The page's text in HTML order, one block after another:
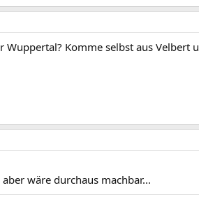
Wuppertal? Komme selbst aus Velbert
wäre durchaus machbar...